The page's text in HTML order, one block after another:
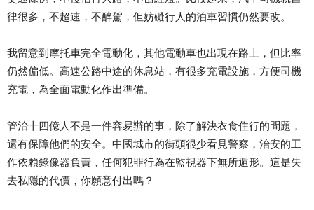
律很多，不超速，不醉駕，但妨礙行人的泊車習慣仍然要改。
我留意到摩托車完全電動化，其他電動車也出現在路上，但比率
仍然偏低。高速公路中途的休息站，有很多充電設施，方便司機
充電，為全面電動化作出準備。
管治十四億人不是一件容易辦的事，除了解決衣食住行的問題，
還有保障他們的安全。中國城市的街頭很少看見警察，治安的工
作依賴錄像器負責，任何犯罪行為在監視器下無所遁形。這是失
去私隱的代價，你願意付出嗎？